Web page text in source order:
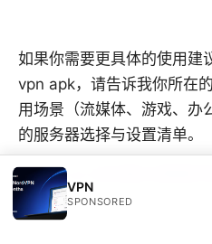
如果你需要更具体的使用建
vpn apk，请告诉我你所在
用场景（流媒体、游戏、办
的服务器选择与设置清单。
5g vpn jio 在印度5G网络环
VPN
SPONSORED